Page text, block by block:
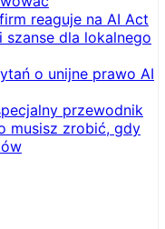
reaguje na AI Act
dla lokalnego
o unijne prawo AI
przewodnik
musisz zrobić, gdy